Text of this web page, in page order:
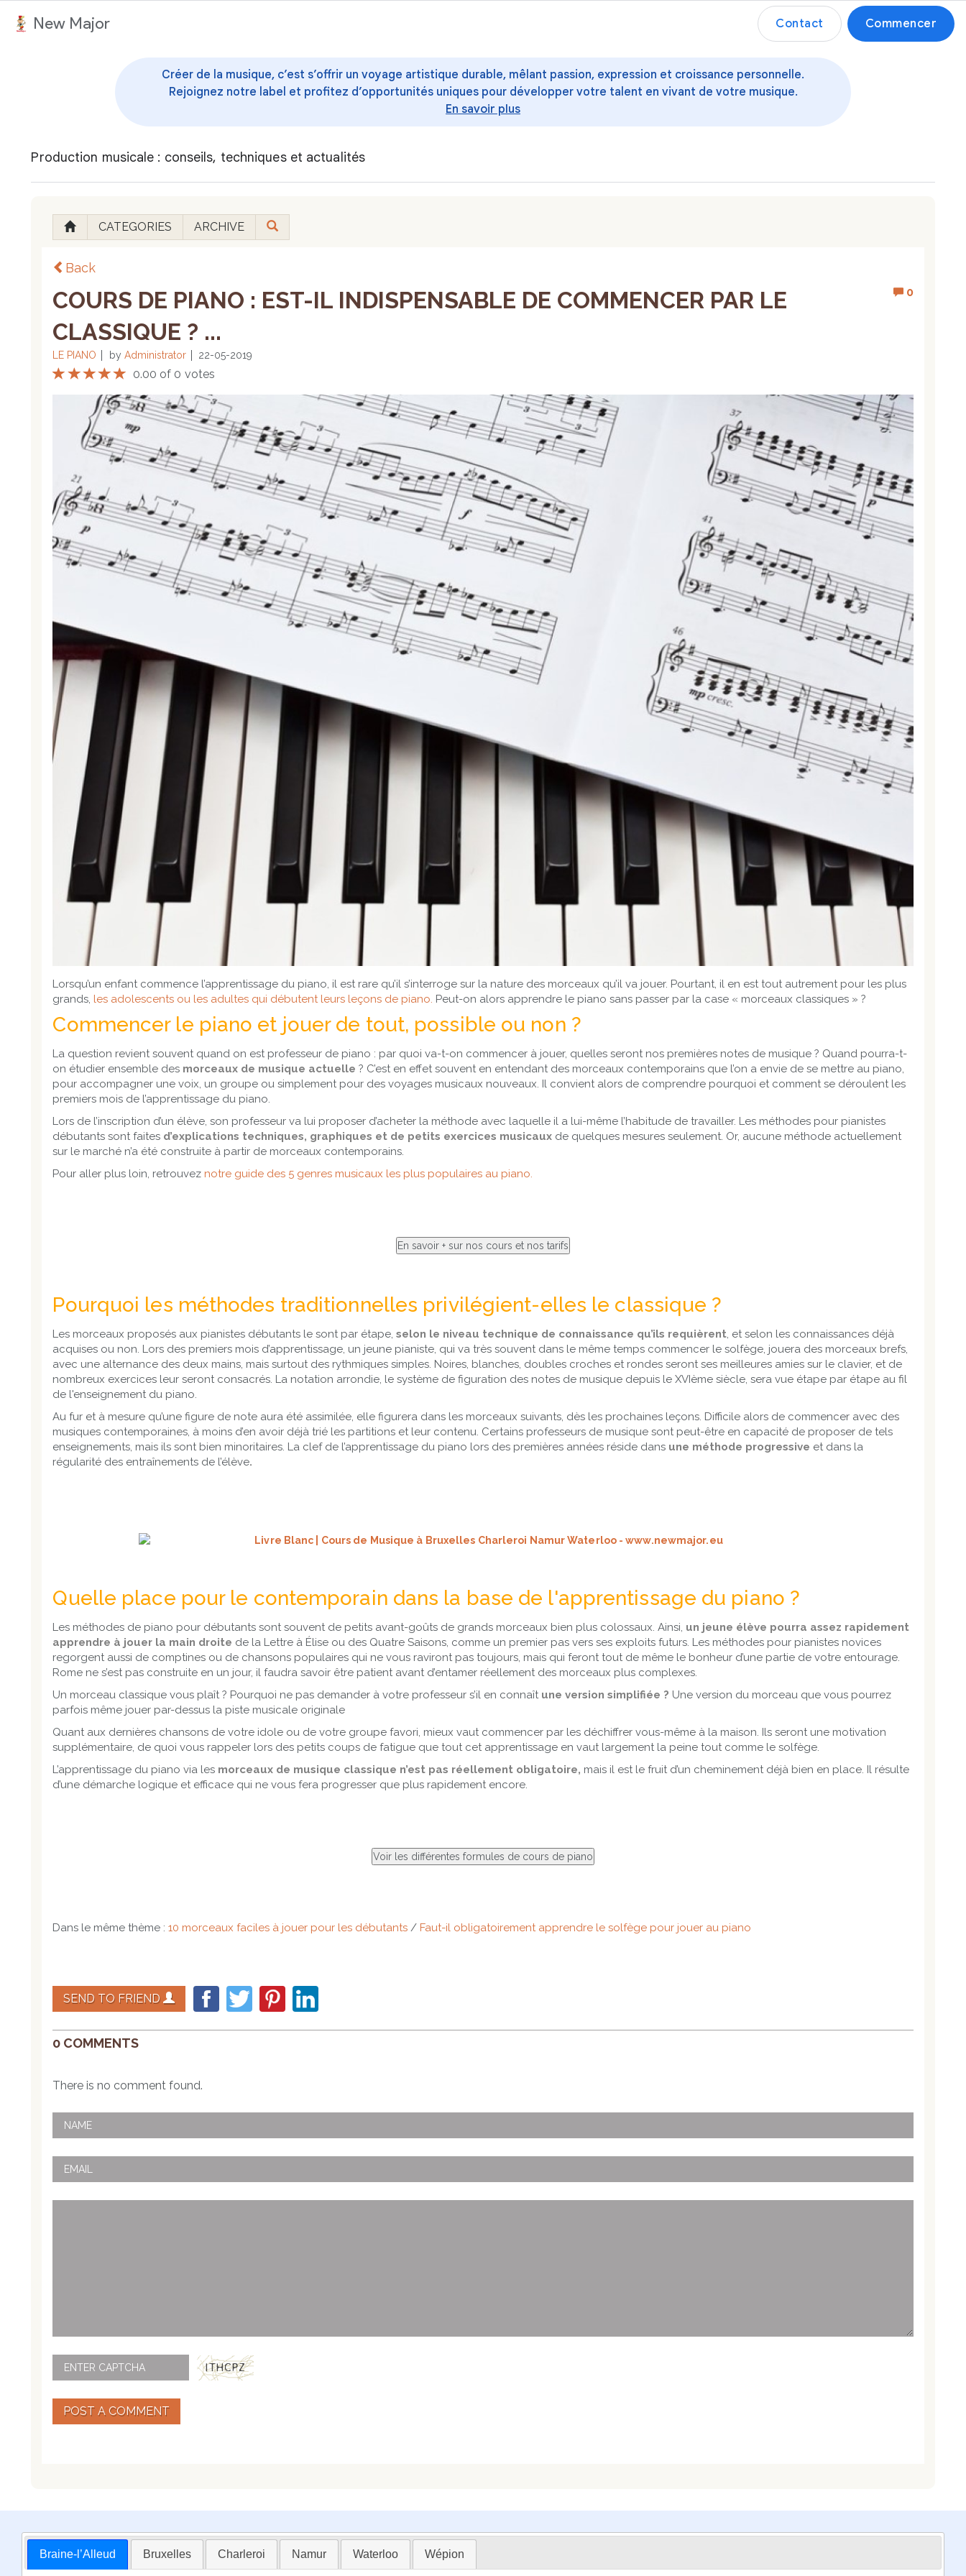
contenuNew Major Contact Commencer
Créer de la musique, c’est s’offrir un voyage artistique durable, mêlant passion, expression et croissance personnelle.
Rejoignez notre label et profitez d’opportunités uniques pour développer votre talent en vivant de votre musique.
En savoir plus
Production musicale : conseils, techniques et actualités
CATEGORIES ARCHIVE
Back
0
COURS DE PIANO : EST-IL INDISPENSABLE DE COMMENCER PAR LE
CLASSIQUE ? ...
LE PIANO by Administrator 22-05-2019
0.00 of 0 votes
Lorsqu’un enfant commence l’apprentissage du piano, il est rare qu’il s’interroge sur la nature des morceaux qu’il va jouer. Pourtant, il en est tout autrement pour les plus
grands, les adolescents ou les adultes qui débutent leurs leçons de piano. Peut-on alors apprendre le piano sans passer par la case « morceaux classiques » ?
Commencer le piano et jouer de tout, possible ou non ?
La question revient souvent quand on est professeur de piano : par quoi va-t-on commencer à jouer, quelles seront nos premières notes de musique ? Quand pourra-t-
on étudier ensemble des morceaux de musique actuelle ? C’est en effet souvent en entendant des morceaux contemporains que l’on a envie de se mettre au piano,
pour accompagner une voix, un groupe ou simplement pour des voyages musicaux nouveaux. Il convient alors de comprendre pourquoi et comment se déroulent les
premiers mois de l’apprentissage du piano.
Lors de l’inscription d’un élève, son professeur va lui proposer d’acheter la méthode avec laquelle il a lui-même l’habitude de travailler. Les méthodes pour pianistes
débutants sont faites d’explications techniques, graphiques et de petits exercices musicaux de quelques mesures seulement. Or, aucune méthode actuellement
sur le marché n’a été construite à partir de morceaux contemporains.
Pour aller plus loin, retrouvez notre guide des 5 genres musicaux les plus populaires au piano.
Pourquoi les méthodes traditionnelles privilégient-elles le classique ?
Les morceaux proposés aux pianistes débutants le sont par étape, selon le niveau technique de connaissance qu’ils requièrent, et selon les connaissances déjà
acquises ou non. Lors des premiers mois d’apprentissage, un jeune pianiste, qui va très souvent dans le même temps commencer le solfège, jouera des morceaux brefs,
avec une alternance des deux mains, mais surtout des rythmiques simples. Noires, blanches, doubles croches et rondes seront ses meilleures amies sur le clavier, et de
nombreux exercices leur seront consacrés. La notation arrondie, le système de figuration des notes de musique depuis le XVIème siècle, sera vue étape par étape au fil
de l'enseignement du piano.
Au fur et à mesure qu’une figure de note aura été assimilée, elle figurera dans les morceaux suivants, dès les prochaines leçons. Difficile alors de commencer avec des
musiques contemporaines, à moins d’en avoir déjà trié les partitions et leur contenu. Certains professeurs de musique sont peut-être en capacité de proposer de tels
enseignements, mais ils sont bien minoritaires. La clef de l’apprentissage du piano lors des premières années réside dans une méthode progressive et dans la
régularité des entraînements de l’élève.
Quelle place pour le contemporain dans la base de l'apprentissage du piano ?
Les méthodes de piano pour débutants sont souvent de petits avant-goûts de grands morceaux bien plus colossaux. Ainsi, un jeune élève pourra assez rapidement
apprendre à jouer la main droite de la Lettre à Élise ou des Quatre Saisons, comme un premier pas vers ses exploits futurs. Les méthodes pour pianistes novices
regorgent aussi de comptines ou de chansons populaires qui ne vous raviront pas toujours, mais qui feront tout de même le bonheur d’une partie de votre entourage.
Rome ne s’est pas construite en un jour, il faudra savoir être patient avant d’entamer réellement des morceaux plus complexes.
Un morceau classique vous plaît ? Pourquoi ne pas demander à votre professeur s’il en connaîtune version simplifiée ? Une version du morceau que vous pourrez
parfois même jouer par-dessus la piste musicale originale
Quant aux dernières chansons de votre idole ou de votre groupe favori, mieux vaut commencer par les déchiffrer vous-même à la maison. Ils seront une motivation
supplémentaire, de quoi vous rappeler lors des petits coups de fatigue que tout cet apprentissage en vaut largement la peine tout comme le solfège.
L’apprentissage du piano via les morceaux de musique classique n’est pas réellement obligatoire, mais il est le fruit d’un cheminement déjà bien en place. Il résulte
d’une démarche logique et efficace qui ne vous fera progresser que plus rapidement encore.
Dans le même thème :10 morceaux faciles à jouer pour les débutants / Faut-il obligatoirement apprendre le solfège pour jouer au piano
SEND TO FRIEND
0 COMMENTS
There is no comment found.
POST A COMMENT
Braine-l’Alleud Bruxelles Charleroi Namur Waterloo Wépion